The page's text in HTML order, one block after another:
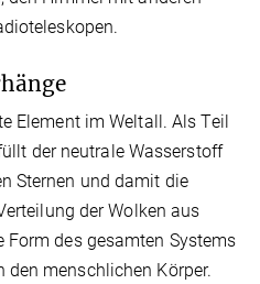
Element im Weltall. Als Teil
der neutrale Wasserstoff
Sternen und damit die
der Wolken aus
des gesamten Systems
menschlichen Körper.